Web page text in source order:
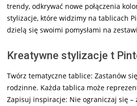
trendy, odkrywać nowe połączenia
stylizacje, które widzimy na tablicach
dzielą się swoimi pomysłami na
Kreatywne stylizacje t
Twórz tematyczne tablice: Zastanów
rodzinne. Każda tablica może
Zapisuj inspiracje: Nie ograniczaj się –